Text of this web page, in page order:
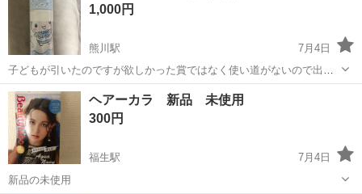
1,000円
熊川駅
7月4日
子どもが引いたのですが欲しかった賞ではなく使い道がないので出品
します。
東京 福生市 熊川駅 その他 シナモロール
ヘアーカラ 新品 未使用
300円
福生駅
7月4日
新品の未使用